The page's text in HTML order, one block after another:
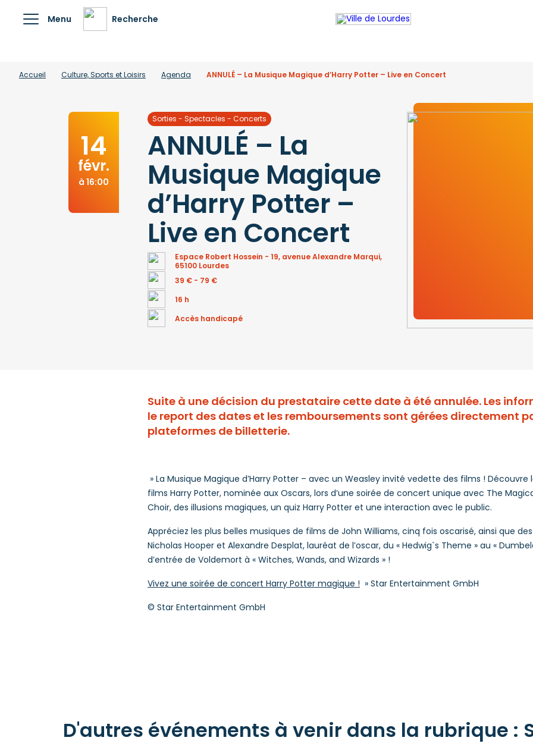
Menu Recherche
Accueil Culture, Sports et Loisirs Agenda ANNULÉ – La Musique Magique d’Harry Potter – Live en Concert
14
févr.
à 16:00
Sorties - Spectacles - Concerts
ANNULÉ – La
Musique Magique
d’Harry Potter –
Live en Concert
Espace Robert Hossein - 19, avenue Alexandre Marqui,
65100 Lourdes
39 € - 79 €
16 h
Accès handicapé
Suite à une décision du prestataire cette date à été annulée. Les
le report des dates et les remboursements sont gérées directement
plateformes de billetterie.
» La Musique Magique d’Harry Potter – avec un Weasley invité vedette des films !
films Harry Potter, nominée aux Oscars, lors d’une soirée de concert unique avec The
Choir, des illusions magiques, un quiz Harry Potter et une interaction avec le public.
Appréciez les plus belles musiques de films de John Williams, cinq fois oscarisé, ainsi que
Nicholas Hooper et Alexandre Desplat, lauréat de l’oscar, du « Hedwig`s Theme » au «
d’entrée de Voldemort à « Witches, Wands, and Wizards » !
Vivez une soirée de concert Harry Potter magique ! » Star Entertainment GmbH
© Star Entertainment GmbH
D'autres événements à venir dans la rubrique :